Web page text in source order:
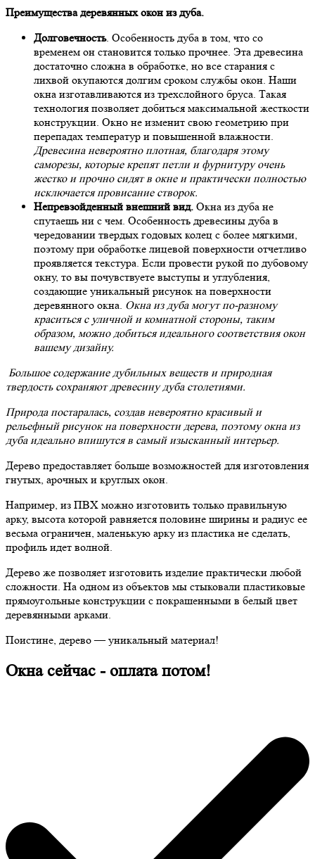
Преимущества деревянных окон из дуба.
Долговечность. Особенность дуба в том, что со
временем он становится только прочнее. Эта древесина
достаточно сложна в обработке, но все старания с
лихвой окупаются долгим сроком службы окон. Наши
окна изготавливаются из трехслойного бруса. Такая
технология позволяет добиться максимальной жесткости
конструкции. Окно не изменит свою геометрию при
перепадах температур и повышенной влажности.
Древесина невероятно плотная, благодаря этому
саморезы, которые крепят петли и фурнитуру очень
жестко и прочно сидят в окне и практически полностью
исключается провисание створок.
Непревзойденный внешний вид. Окна из дуба не
спутаешь ни с чем. Особенность древесины дуба в
чередовании твердых годовых колец с более мягкими,
поэтому при обработке лицевой поверхности отчетливо
проявляется текстура. Если провести рукой по дубовому
окну, то вы почувствуете выступы и углубления,
создающие уникальный рисунок на поверхности
деревянного окна. Окна из дуба могут по-разному
краситься с уличной и комнатной стороны, таким
образом, можно добиться идеального соответствия окон
вашему дизайну.
Большое содержание дубильных веществ и природная
твердость сохраняют древесину дуба столетиями.
Природа постаралась, создав невероятно красивый и
рельефный рисунок на поверхности дерева, поэтому окна из
дуба идеально впишутся в самый изысканный интерьер.
Дерево предоставляет больше возможностей для изготовления
гнутых, арочных и круглых окон.
Например, из ПВХ можно изготовить только правильную
арку, высота которой равняется половине ширины и радиус ее
весьма ограничен, маленькую арку из пластика не сделать,
профиль идет волной.
Дерево же позволяет изготовить изделие практически любой
сложности. На одном из объектов мы стыковали пластиковые
прямоугольные конструкции с покрашенными в белый цвет
деревянными арками.
Поистине, дерево — уникальный материал!
Окна сейчас - оплата потом!